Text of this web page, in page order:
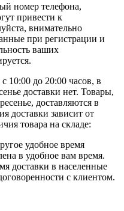
номер телефона,
привести к
внимательно
при регистрации и
ваших
10:00 до 20:00 часов, в
доставки нет. Товары,
доставляются в
доставки зависит от
товара на складе:
удобное время
в удобное вам время.
доставки в населенные
с клиентом.